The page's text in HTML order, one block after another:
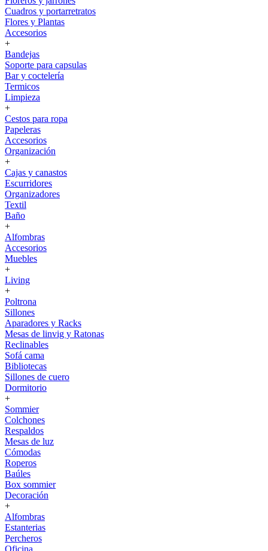
Cuadros y portarretratos
Flores y Plantas
Accesorios
+
Bandejas
Soporte para capsulas
Bar y coctelería
Termicos
Limpieza
+
Cestos para ropa
Papeleras
Accesorios
Organización
+
Cajas y canastos
Escurridores
Organizadores
Textil
Baño
+
Alfombras
Accesorios
Muebles
+
Living
+
Poltrona
Sillones
Aparadores y Racks
Mesas de linvig y Ratonas
Reclinables
Sofá cama
Bibliotecas
Sillones de cuero
Dormitorio
+
Sommier
Colchones
Respaldos
Mesas de luz
Cómodas
Roperos
Baúles
Box sommier
Decoración
+
Alfombras
Estanterias
Percheros
Oficina